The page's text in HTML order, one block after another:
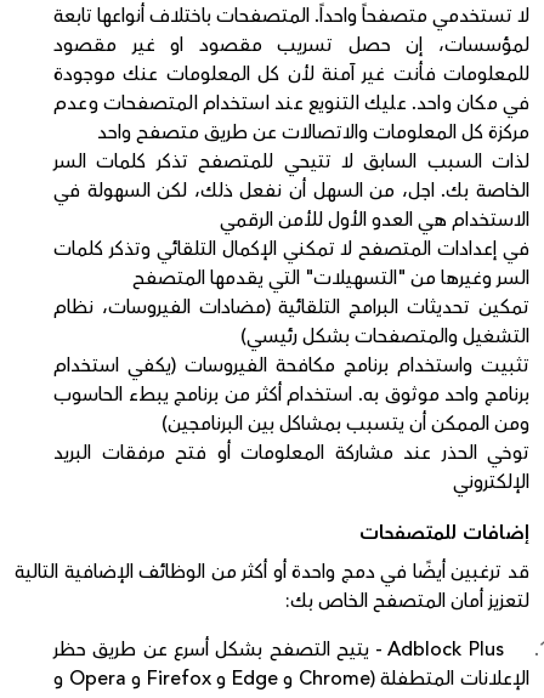
لا تستخدمي متصفحاً واحداً. المتصفحات باختلاف أنواعها تابعة
لمؤسسات، إن حصل تسريب مقصود او غير مقصود
للمعلومات فأنت غير آمنة لأن كل المعلومات عنك موجودة
في مكان واحد. عليك التنويع عند استخدام المتصفحات وعدم
مركزة كل المعلومات والاتصالات عن طريق متصفح واحد
لذات السبب السابق لا تتيحي للمتصفح تذكر كلمات السر
الخاصة بك. اجل، من السهل أن نفعل ذلك، لكن السهولة في
الاستخدام هي العدو الأول للأمن الرقمي
في إعدادات المتصفح لا تمكني الإكمال التلقائي وتذكر كلمات
السر وغيرها من "التسهيلات" التي يقدمها المتصفح
تمكين تحديثات البرامج التلقائية (مضادات الفيروسات، نظام
التشغيل والمتصفحات بشكل رئيسي)
تثبيت واستخدام برنامج مكافحة الفيروسات (يكفي استخدام
برنامج واحد موثوق به. استخدام أكثر من برنامج يبطء الحاسوب
ومن الممكن أن يتسبب بمشاكل بين البرنامجين)
توخي الحذر عند مشاركة المعلومات أو فتح مرفقات البريد
الإلكتروني
إضافات للمتصفحات
قد ترغبين أيضًا في دمج واحدة أو أكثر من الوظائف الإضافية التالية
لتعزيز أمان المتصفح الخاص بك:
Adblock Plus - يتيح التصفح بشكل أسرع عن طريق حظر
الإعلانات المتطفلة (Chrome و Edge و Firefox و Opera و